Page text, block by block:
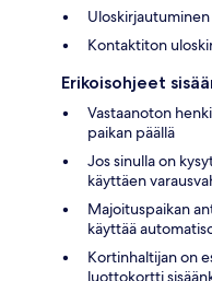
Kontaktiton
Erikoisohjeet
Vastaanoton
paikan päällä
Jos sinulla on
käyttäen
Majoituspaikan
käyttää
Kortinhaltijan on
luottokortti